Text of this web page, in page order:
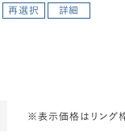
再選択 詳細
※表示価格はリング